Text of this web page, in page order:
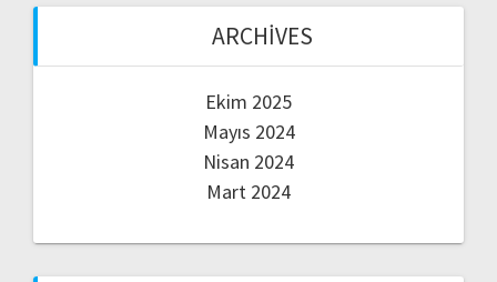
ARCHIVES
Ekim 2025
Mayıs 2024
Nisan 2024
Mart 2024